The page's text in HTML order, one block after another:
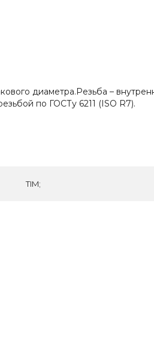
диаметра.Резьба –
по ГОСТу 6211 (ISO R7).
TIM;